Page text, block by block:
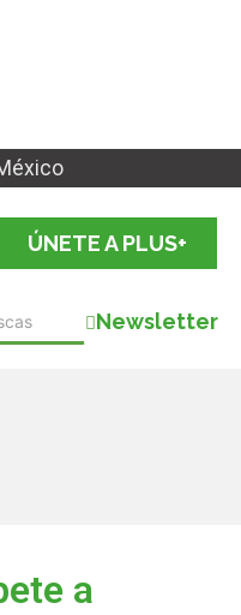
ÚNETE A PLUS+
Newsletter
a